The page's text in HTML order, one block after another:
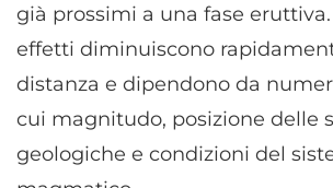
già prossimi a una fase
effetti diminuiscono
distanza e dipendono da
cui magnitudo, posizione delle
geologiche e condizioni del